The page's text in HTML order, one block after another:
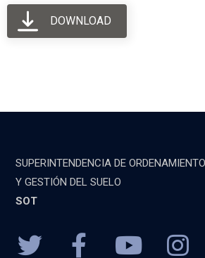
DOWNLOAD
SUPERINTENDENCIA DE
Y GESTIÓN DEL SUELO
SOT